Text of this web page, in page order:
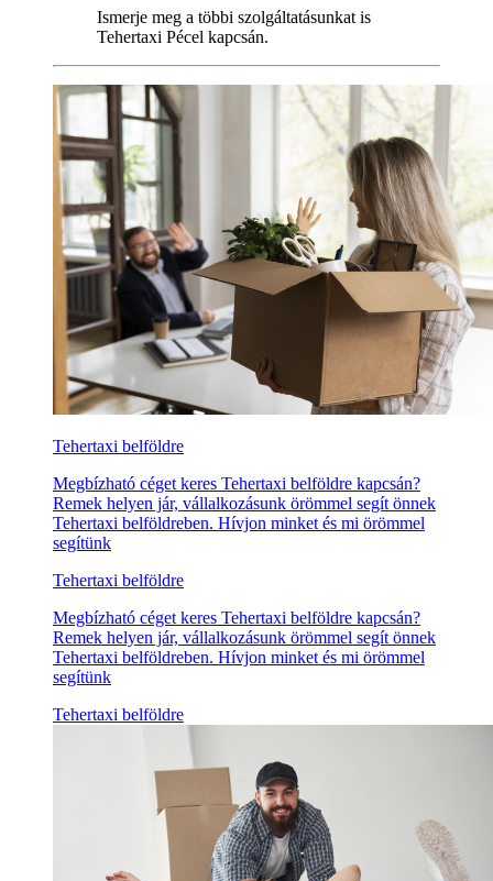
Ismerje meg a többi szolgáltatásunkat is
Tehertaxi Pécel kapcsán.
Tehertaxi belföldre
Megbízható céget keres Tehertaxi belföldre kapcsán?
Remek helyen jár, vállalkozásunk örömmel segít önnek
Tehertaxi belföldreben. Hívjon minket és mi örömmel
segítünk
Tehertaxi belföldre
Megbízható céget keres Tehertaxi belföldre kapcsán?
Remek helyen jár, vállalkozásunk örömmel segít önnek
Tehertaxi belföldreben. Hívjon minket és mi örömmel
segítünk
Tehertaxi belföldre